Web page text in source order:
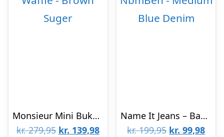
Monsieur Mini Bukser – Baggy Waffle – Brown Suger
kr.279,95 Den
kr. 139,98Den
Name It Jeans – Baggy – Fleece – NbmBen – Medium Blue Denim
kr.199,95 Den
kr. 99,98Den